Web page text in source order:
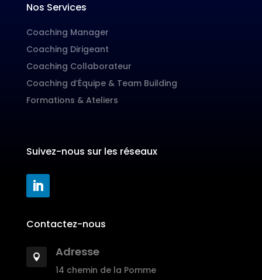
Nos Services
Coaching Manager
Coaching Dirigeant
Coaching Collaborateur
Coaching d’Équipe & Team Building
Formations & Ateliers
Suivez-nous sur les réseaux
Contactez-nous
 Adresse
14 chemin de la Pomme